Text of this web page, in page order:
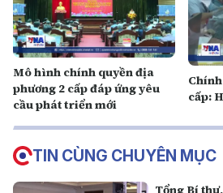
Mô hình chính quyền địa
phương 2 cấp đáp ứng yêu
cầu phát triển mới
cấp:
TIN CÙNG CHUYÊN MỤC
Tổng Bí